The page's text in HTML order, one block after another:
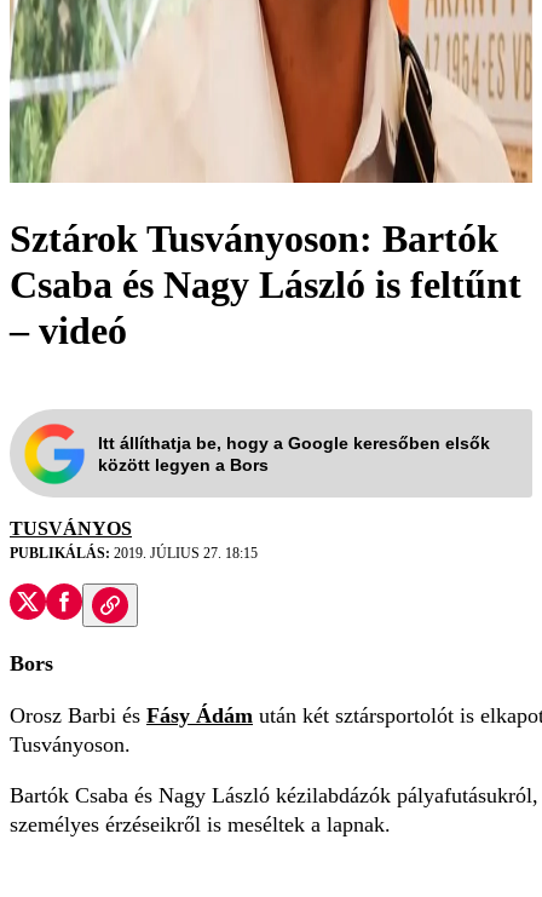
Sz­tá­rok Tus­vá­nyo­son: Bar­tók
Csaba és Nagy László is feltűnt
– videó
Itt állíthatja be, hogy a Google keresőben elsők
között legyen a Bors
TUSVÁNYOS
PUBLIKÁLÁS: 2019. JÚLIUS 27. 18:15
Bors
Orosz Barbi és Fásy Ádám után két sztársportolót is
Tusványoson.
Bartók Csaba és Nagy László kézilabdázók
személyes érzéseikről is meséltek a lapnak.